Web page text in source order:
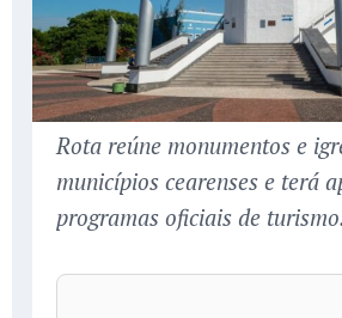
Rota reúne monumentos e
municípios cearenses e terá
programas oficiais de turismo.